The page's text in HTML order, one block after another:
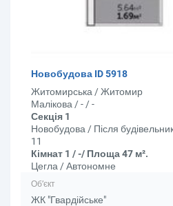
Новобудова ID 5918
Житомирська / Житомир
Малікова / - / -
Секція 1
Новобудова / Після
11
Кімнат 1 / -/ Площа 47 м².
Цегла / Автономне
Об’єкт
ЖК "Гвардійське"